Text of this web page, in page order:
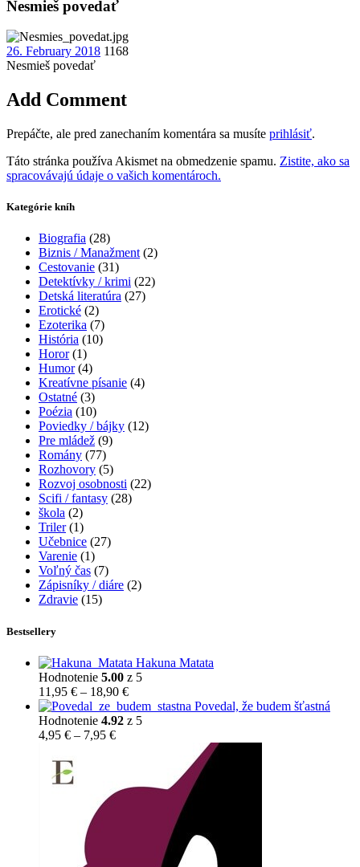
Nesmieš povedať
26. February 2018 1168
Nesmieš povedať
Add Comment
Prepáčte, ale pred zanechaním komentára sa musíte prihlásiť.
Táto stránka používa Akismet na obmedzenie spamu. Zistite, ako sa
spracovávajú údaje o vašich komentároch.
Kategórie kníh
Biografia (28)
Biznis / Manažment (2)
Cestovanie (31)
Detektívky / krimi (22)
Detská literatúra (27)
Erotické (2)
Ezoterika (7)
História (10)
Horor (1)
Humor (4)
Kreatívne písanie (4)
Ostatné (3)
Poézia (10)
Poviedky / bájky (12)
Pre mládež (9)
Romány (77)
Rozhovory (5)
Rozvoj osobnosti (22)
Scifi / fantasy (28)
škola (2)
Triler (1)
Učebnice (27)
Varenie (1)
Voľný čas (7)
Zápisníky / diáre (2)
Zdravie (15)
Bestsellery
Hakuna Matata
Hodnotenie 5.00 z 5
11,95 € – 18,90 €Price
range:
11,95 €
Povedal, že budem šťastná
Hodnotenie 4.92 z 5
4,95 € – 7,95 €Price
7,95 €